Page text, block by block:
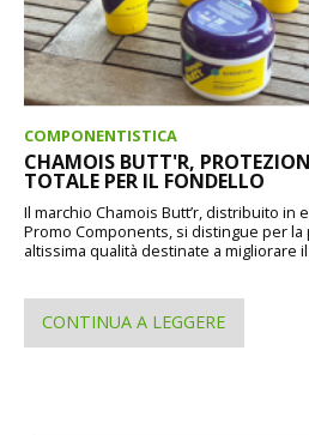
COMPONENTISTICA
CHAMOIS BUTT'R,
TOTALE PER IL FONDELLO
Il marchio Chamois Butt’r, distribuito in
Promo Components, si distingue per
altissima qualità destinate a migliorare
CONTINUA A LEGGERE